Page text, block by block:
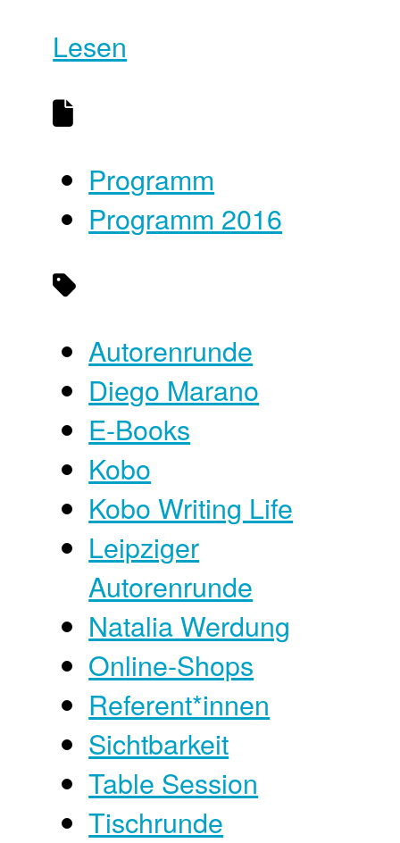
Lesen
Programm
Programm 2016
Autorenrunde
Diego Marano
E-Books
Kobo
Kobo Writing Life
Leipziger
Autorenrunde
Natalia Werdung
Online-Shops
Referent*innen
Sichtbarkeit
Table Session
Tischrunde